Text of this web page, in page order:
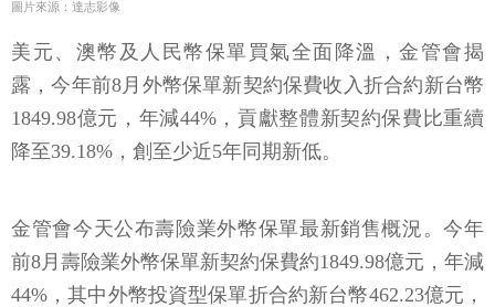
圖片來源：達志影像
美元、澳幣及人民幣保單買氣全面降溫，金管會揭
露，今年前8月外幣保單新契約保費收入折合約新台幣
1849.98億元，年減44%，貢獻整體新契約保費比重續
降至39.18%，創至少近5年同期新低。
金管會今天公布壽險業外幣保單最新銷售概況。今年
前8月壽險業外幣保單新契約保費約1849.98億元，年減
44%，其中外幣投資型保單折合約新台幣462.23億元，